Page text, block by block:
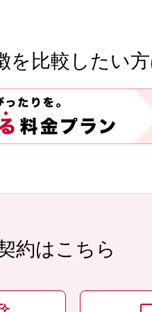
を 比較したい
約はこちら